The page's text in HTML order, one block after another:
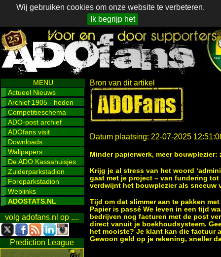
Wij gebruiken cookies om onze website te verbeteren.
Ik begrijp het
MENU
Actueel Nieuws
Archief 1905 - heden
Competitieschema
ADO-post archief
ADOfans visit
Downloads
Wallpapers
De ADO Kassahuisjes
Zuiderparkstadion
Foreparkstadion
Weblinks
ADOSTATS.NL
volg adofans.nl op ....
Prediction League
Bron van dit artikel
Datum plaatsing: 22-07-2025
Minder papierwerk, meer
Krijg je al stress van het woord
gaat met je project – van fundering
verdwijnt het bouwplezier als sneeuw
Tijd om dat slimmer aan te pakken
Papier is passé We leven in een tijd
bedrijven nog facturen met de post
direct vanuit je boekhoudsysteem.
het mooiste? Je klant kan die factuur
Gewoon geld op je rekening, sneller